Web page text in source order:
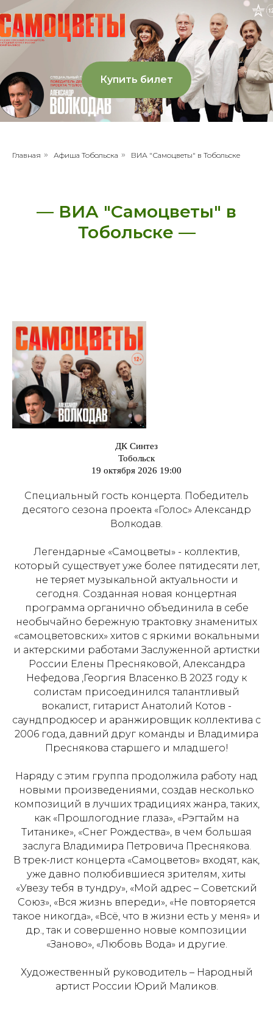
Купить билет
Главная » Афиша Тобольска » ВИА "Самоцветы" в Тобольске
— ВИА "Самоцветы" в
Тобольске —
ДК Синтез
Тобольск
19 октября 2026 19:00
Специальный гость концерта. Победитель
десятого сезона проекта «Голос» Александр
Волкодав.
Легендарные «Самоцветы» - коллектив,
который существует уже более пятидесяти лет,
не теряет музыкальной актуальности и
сегодня. Созданная новая концертная
программа органично объединила в себе
необычайно бережную трактовку знаменитых
«самоцветовских» хитов с яркими вокальными
и актерскими работами Заслуженной артистки
России Елены Пресняковой, Александра
Нефедова ,Георгия Власенко.В 2023 году к
солистам присоединился талантливый
вокалист, гитарист Анатолий Котов -
саундпродюсер и аранжировщик коллектива с
2006 года, давний друг команды и Владимира
Преснякова старшего и младшего!
Наряду с этим группа продолжила работу над
новыми произведениями, создав несколько
композиций в лучших традициях жанра, таких,
как «Прошлогодние глаза», «Рэгтайм на
Титанике», «Снег Рождества», в чем большая
заслуга Владимира Петровича Преснякова.
В трек-лист концерта «Самоцветов» входят, как,
уже давно полюбившиеся зрителям, хиты
«Увезу тебя в тундру», «Мой адрес – Советский
Союз», «Вся жизнь впереди», «Не повторяется
такое никогда», «Всё, что в жизни есть у меня» и
др., так и совершенно новые композиции
«Заново», «Любовь Вода» и другие.
Художественный руководитель – Народный
артист России Юрий Маликов.